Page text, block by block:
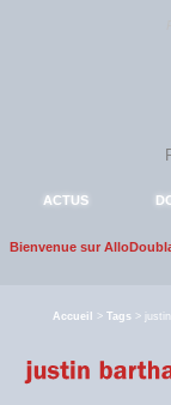
ACTUS
Bienvenue sur
Accueil > Tags >